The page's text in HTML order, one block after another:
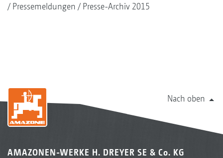
Pressemeldungen
Presse-Archiv 2015
Nach oben
AMAZONEN-WERKE H. DREYER SE & Co. KG